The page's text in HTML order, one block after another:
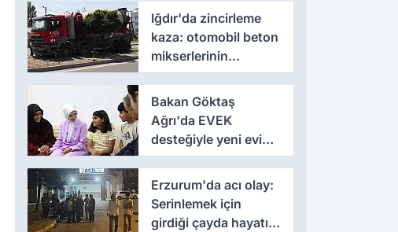
Iğdır'da zincirleme
kaza: otomobil beton
mikserlerinin
arasında kaldı
Bakan Göktaş
Ağrı'da EVEK
desteğiyle yeni evine
kavuşan anneye
konuk oldu
Erzurum'da acı olay:
Serinlemek için
girdiği çayda hayatını